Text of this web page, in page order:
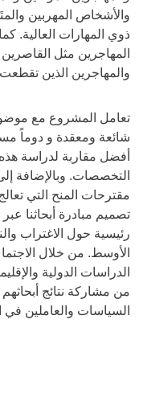
والأشخاص المهربين
ذوي المهارات
المهاجرين مثل القاصرين
والمهاجرين الذين
تعامل المشروع مع موضوع
شائعة ومعقدة و دوماً
أفضل مقاربة لدراسة
التخصصات. وبالإضافة
مقترحات المنح التي
تصميم مبادرة أبحاثنا
رئيسية حول الاغتراب
الأوسط. من خلال
الدراسات الدولية
من مشاركة نتائج
السياسات والعاملين في